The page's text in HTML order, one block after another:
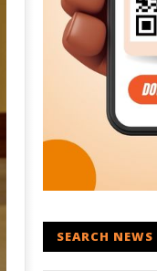
SEARCH